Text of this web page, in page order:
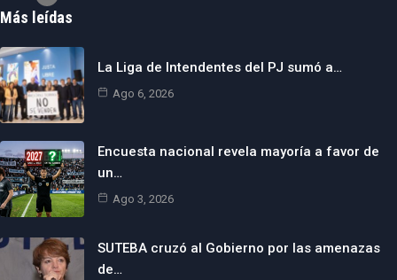
Más leídas
La Liga de Intendentes del PJ sumó a…
Ago 6, 2026
Encuesta nacional revela mayoría a favor de
un…
Ago 3, 2026
SUTEBA cruzó al Gobierno por las amenazas
de…